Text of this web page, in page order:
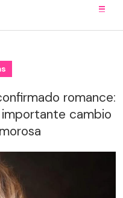
romance:
importante cambio